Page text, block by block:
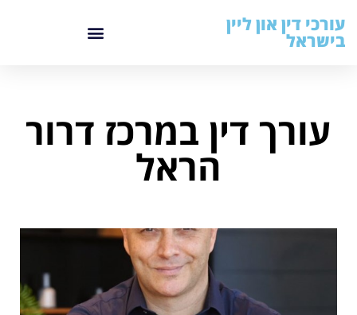
עורכי דין און ליין
בישראל
עורך דין במרכז דרור
הראל